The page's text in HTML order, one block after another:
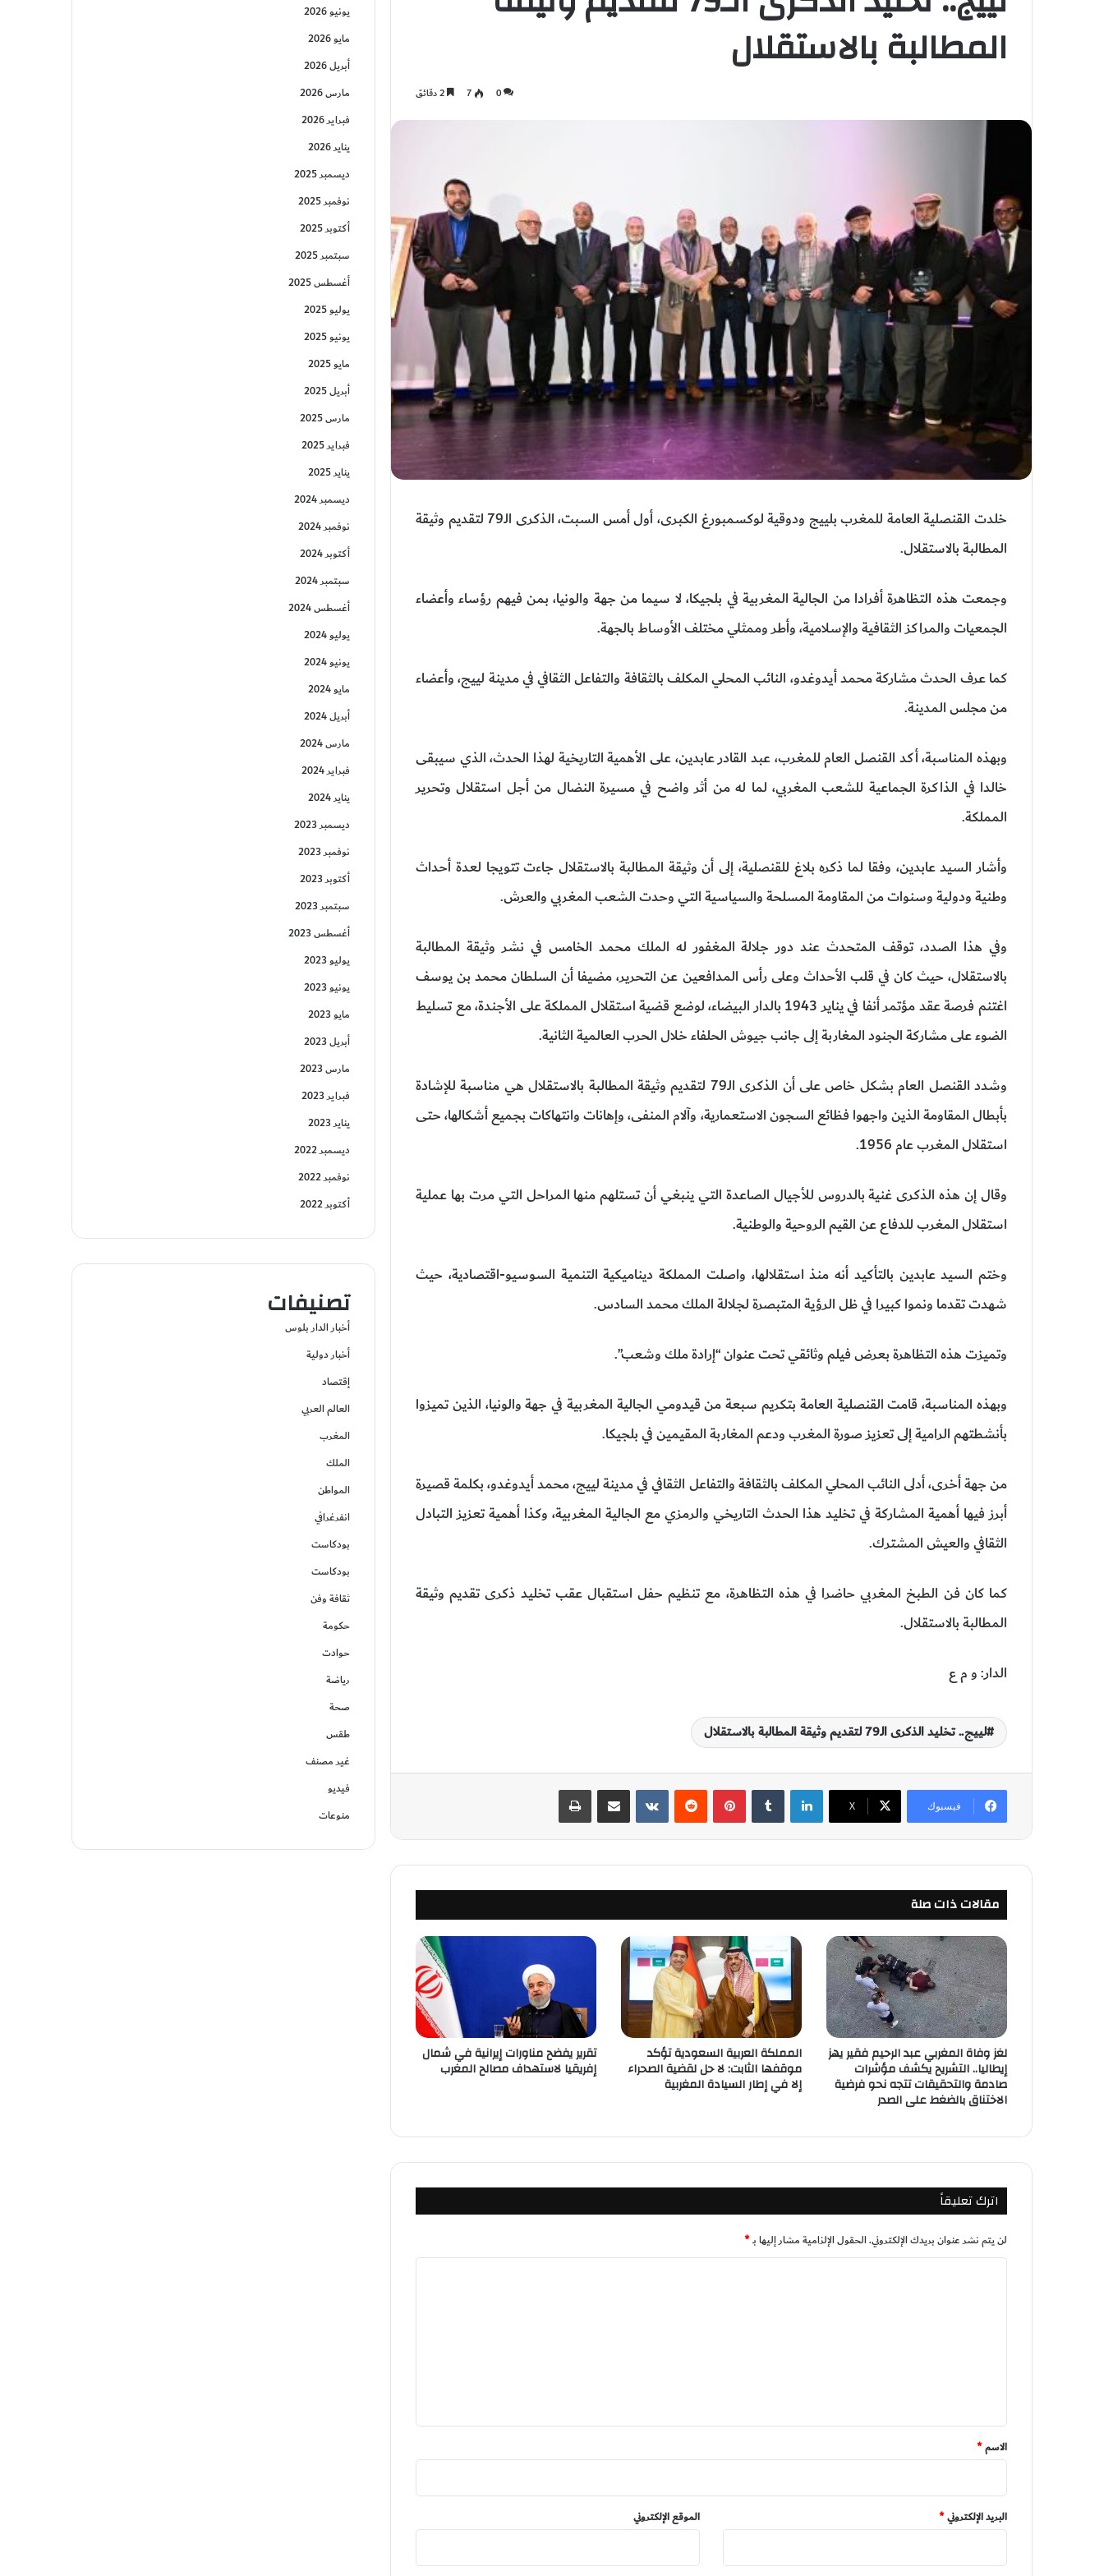
المطالبة بالاستقلال
0
7
خلدت القنصلية العامة للمغرب بلييج ودوقية لوكسمبورغ الكبرى، أول أمس السبت، الذكرى الـ79 لتقديم وثيقة
المطالبة بالاستقلال.
وجمعت هذه التظاهرة أفرادا من الجالية المغربية في بلجيكا، لا سيما من جهة والونيا، بمن فيهم رؤساء وأعضاء
الجمعيات والمراكز الثقافية والإسلامية، وأطر وممثلي مختلف الأوساط بالجهة.
كما عرف الحدث مشاركة محمد أيدوغدو، النائب المحلي المكلف بالثقافة والتفاعل الثقافي في مدينة لييج، وأعضاء
من مجلس المدينة.
وبهذه المناسبة، أكد القنصل العام للمغرب، عبد القادر عابدين، على الأهمية التاريخية لهذا الحدث، الذي سيبقى
خالدا في الذاكرة الجماعية للشعب المغربي، لما له من أثر واضح في مسيرة النضال من أجل استقلال وتحرير
المملكة.
وأشار السيد عابدين، وفقا لما ذكره بلاغ للقنصلية، إلى أن وثيقة المطالبة بالاستقلال جاءت تتويجا لعدة أحداث
وطنية ودولية وسنوات من المقاومة المسلحة والسياسية التي وحدت الشعب المغربي والعرش.
وفي هذا الصدد، توقف المتحدث عند دور جلالة المغفور له الملك محمد الخامس في نشر وثيقة المطالبة
بالاستقلال، حيث كان في قلب الأحداث وعلى رأس المدافعين عن التحرير، مضيفا أن السلطان محمد بن يوسف
اغتنم فرصة عقد مؤتمر أنفا في يناير 1943 بالدار البيضاء، لوضع قضية استقلال المملكة على الأجندة، مع تسليط
الضوء على مشاركة الجنود المغاربة إلى جانب جيوش الحلفاء خلال الحرب العالمية الثانية.
وشدد القنصل العام بشكل خاص على أن الذكرى الـ79 لتقديم وثيقة المطالبة بالاستقلال هي مناسبة للإشادة
بأبطال المقاومة الذين واجهوا فظائع السجون الاستعمارية، وآلام المنفى، وإهانات وانتهاكات بجميع أشكالها، حتى
استقلال المغرب عام 1956.
وقال إن هذه الذكرى غنية بالدروس للأجيال الصاعدة التي ينبغي أن تستلهم منها المراحل التي مرت بها عملية
استقلال المغرب للدفاع عن القيم الروحية والوطنية.
وختم السيد عابدين بالتأكيد أنه منذ استقلالها، واصلت المملكة ديناميكية التنمية السوسيو-اقتصادية، حيث
شهدت تقدما ونموا كبيرا في ظل الرؤية المتبصرة لجلالة الملك محمد السادس.
وتميزت هذه التظاهرة بعرض فيلم وثائقي تحت عنوان “إرادة ملك وشعب”.
وبهذه المناسبة، قامت القنصلية العامة بتكريم سبعة من قيدومي الجالية المغربية في جهة والونيا، الذين تميزوا
بأنشطتهم الرامية إلى تعزيز صورة المغرب ودعم المغاربة المقيمين في بلجيكا.
من جهة أخرى، أدلى النائب المحلي المكلف بالثقافة والتفاعل الثقافي في مدينة لييج، محمد أيدوغدو، بكلمة قصيرة
أبرز فيها أهمية المشاركة في تخليد هذا الحدث التاريخي والرمزي مع الجالية المغربية، وكذا أهمية تعزيز التبادل
الثقافي والعيش المشترك.
كما كان فن الطبخ المغربي حاضرا في هذه التظاهرة، مع تنظيم حفل استقبال عقب تخليد ذكرى تقديم وثيقة
المطالبة بالاستقلال.
الدار: و م ع
لييج.. تخليد الذكرى الـ79 لتقديم وثيقة المطالبة بالاستقلال
فيسبوك ‫X
لينكدإن بينتيريست
مقالات ذات صلة
لغز وفاة المغربي عبد الرحيم فقير يهز
إيطاليا.. التشريح يكشف مؤشرات
صادمة والتحقيقات تتجه نحو فرضية
الاختناق بالضغط على الصدر
المملكة العربية السعودية تؤكد
موقفها الثابت: لا حل لقضية الصحراء
إلا في إطار السيادة المغربية
تقرير يفضح مناورات إيرانية في شمال
إفريقيا لاستهداف مصالح المغرب
اترك تعليقاً
لن يتم نشر عنوان بريدك الإلكتروني.الحقول الإلزامية مشار إليها بـ*
*
الاسم*
البريد الإلكتروني* الموقع الإلكتروني
يونيو 2026
مايو 2026
أبريل 2026
مارس 2026
فبراير 2026
يناير 2026
ديسمبر 2025
نوفمبر 2025
أكتوبر 2025
سبتمبر 2025
أغسطس 2025
يوليو 2025
يونيو 2025
مايو 2025
أبريل 2025
مارس 2025
فبراير 2025
يناير 2025
ديسمبر 2024
نوفمبر 2024
أكتوبر 2024
سبتمبر 2024
أغسطس 2024
يوليو 2024
يونيو 2024
مايو 2024
أبريل 2024
مارس 2024
فبراير 2024
يناير 2024
ديسمبر 2023
نوفمبر 2023
أكتوبر 2023
سبتمبر 2023
أغسطس 2023
يوليو 2023
يونيو 2023
مايو 2023
أبريل 2023
مارس 2023
فبراير 2023
يناير 2023
ديسمبر 2022
نوفمبر 2022
أكتوبر 2022
تصنيفات
أخبار الدار بلوس
أخبار دولية
إقتصاد
العالم العربي
المغرب
الملك
المواطن
انفرغرافي
بودكاست
بودكاست
ثقافة وفن
حكومة
حوادت
رياضة
صحة
طقس
غير مصنف
فيديو
منوعات